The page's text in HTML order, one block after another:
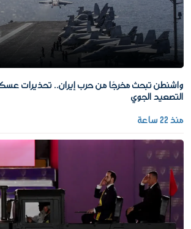
واشنطن تبحث مخرجًا من حرب إيران.. تحذيرات
التصعيد الجوي
منذ 22 ساعة